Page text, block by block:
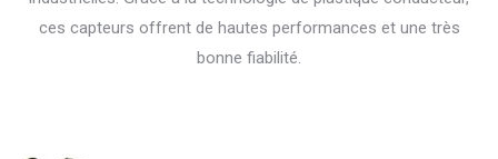
ces capteurs offrent de hautes performances et une très
bonne fiabilité.